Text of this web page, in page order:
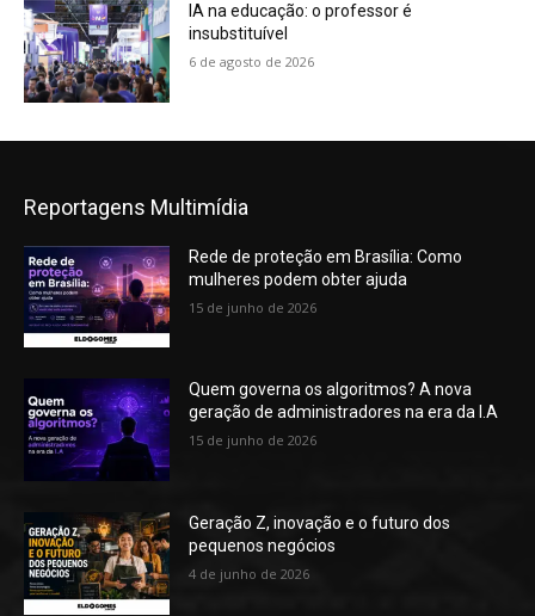
IA na educação: o professor é
insubstituível
6 de agosto de 2026
Reportagens Multimídia
Rede de proteção em Brasília: Como
mulheres podem obter ajuda
15 de junho de 2026
Quem governa os algoritmos? A nova
geração de administradores na era da I.A
15 de junho de 2026
Geração Z, inovação e o futuro dos
pequenos negócios
4 de junho de 2026